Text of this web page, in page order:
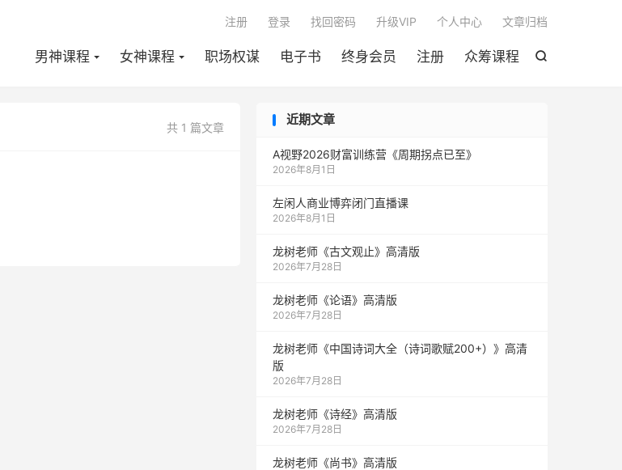

男神课程 女神课程 职场权谋 电子书 终身会员 注册 众筹课程
注册 登录 找回密码 升级VIP 个人中心 文章归档
共 1 篇文章
近期文章
A视野2026财富训练营《周期拐点已至》
2026年8月1日
左闲人商业博弈闭门直播课
2026年8月1日
龙树老师《古文观止》高清版
2026年7月28日
龙树老师《论语》高清版
2026年7月28日
龙树老师《中国诗词大全（诗词歌赋200+）》高清
版
2026年7月28日
龙树老师《诗经》高清版
2026年7月28日
龙树老师《尚书》高清版